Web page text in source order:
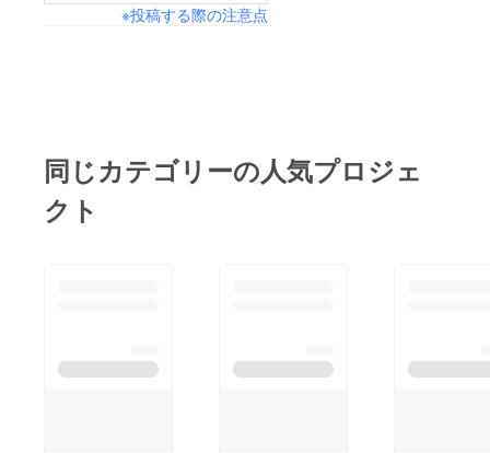
※投稿する際の注意点
同じカテゴリーの人気プロジェ
クト